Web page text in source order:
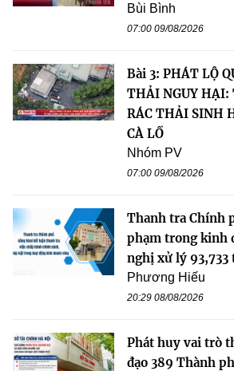
Bùi Bình
07:00 09/08/2026
Bài 3: PHÁT LỘ
THẢI NGUY HẠI:
RÁC THẢI SINH
CÀ LỒ
Nhóm PV
07:00 09/08/2026
Thanh tra Chính
phạm trong kinh
nghị xử lý 93,733
Phương Hiếu
20:29 08/08/2026
Phát huy vai trò
đạo 389 Thành